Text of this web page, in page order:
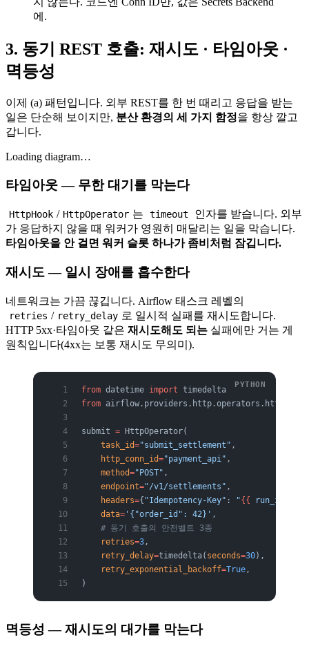
에.
3. 동기 REST 호출: 재시도 · 타임아웃 ·
멱등성
이제 (a) 패턴입니다. 외부 REST를 한 번 때리고 응답을 받는
일은 단순해 보이지만, 분산 환경의 세 가지 함정을 항상 깔고
갑니다.
Loading diagram…
타임아웃 — 무한 대기를 막는다
HttpHook / HttpOperator 는 timeout
인자를 받습니다. 외부
가 응답하지 않을 때 워커가 영원히 매달리는 일을 막습니다.
타임아웃을 안 걸면 워커 슬롯 하나가 좀비처럼 잠깁니다.
재시도 — 일시 장애를 흡수한다
네트워크는 가끔 끊깁니다. Airflow 태스크 레벨의
retries / retry_delay 로 일시적 실패를 재시도합니다.
HTTP 5xx·타임아웃 같은 재시도해도 되는 실패에만 거는 게
원칙입니다(4xx는 보통 재시도 무의미).
from datetime import timedelta
from airflow.providers.http.operators.http
submit = HttpOperator(
    task_id
="submit_settlement" ,
    http_conn_id
="payment_api" ,
    method
="POST" ,
    endpoint
="/v1/settlements" ,
    headers
={ "Idempotency-Key" : "{{ run_id
    data
= '{"order_id": 42}' ,
    # 동기 호출의 안전벨트 3종
    retries
=3,
    retry_delay
=timedelta( seconds=30),
    retry_exponential_backoff
=True,
)
멱등성 — 재시도의 대가를 막는다